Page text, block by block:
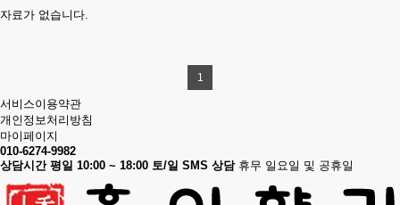
자료가 없습니다.
1
서비스이용약관
개인정보처리방침
마이페이지
010-6274-9982
상담시간 평일 10:00 ~ 18:00 토/일 SMS 상담 휴무 일요일 및 공휴일